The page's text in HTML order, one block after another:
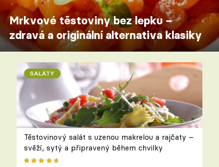
Mrkvové těstoviny bez lepku –
zdravá a originální alternativa klasiky
SALÁTY
Těstovinový salát s uzenou makrelou a rajčaty –
svěží, sytý a připravený během chvilky